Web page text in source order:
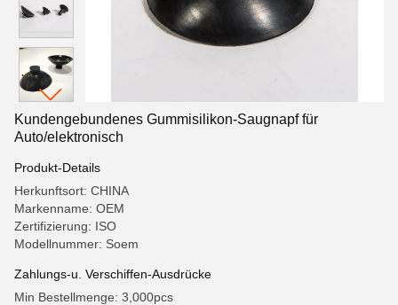
Kundengebundenes Gummisilikon-Saugnapf für
Auto/elektronisch
Produkt-Details
Herkunftsort: CHINA
Markenname: OEM
Zertifizierung: ISO
Modellnummer: Soem
Zahlungs-u. Verschiffen-Ausdrücke
Min Bestellmenge: 3,000pcs